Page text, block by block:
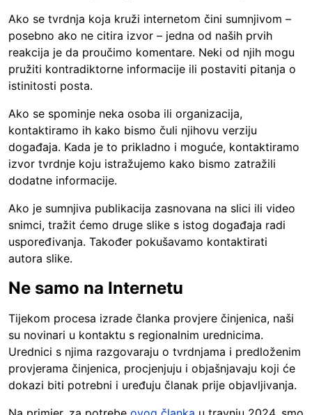
Ako se tvrdnja koja kruži internetom čini sumnjivom –
posebno ako ne citira izvor – jedna od naših prvih
reakcija je da proučimo komentare. Neki od njih mogu
pružiti kontradiktorne informacije ili postaviti pitanja o
istinitosti posta.
Ako se spominje neka osoba ili organizacija,
kontaktiramo ih kako bismo čuli njihovu verziju
događaja. Kada je to prikladno i moguće, kontaktiramo
izvor tvrdnje koju istražujemo kako bismo zatražili
dodatne informacije.
Ako je sumnjiva publikacija zasnovana na slici ili video
snimci, tražit ćemo druge slike s istog događaja radi
uspoređivanja. Također pokušavamo kontaktirati
autora slike.
Ne samo na Internetu
Tijekom procesa izrade članka provjere činjenica, naši
su novinari u kontaktu s regionalnim urednicima.
Urednici s njima razgovaraju o tvrdnjama i predloženim
provjerama činjenica, procjenjuju i objašnjavaju koji će
dokazi biti potrebni i uređuju članak prije objavljivanja.